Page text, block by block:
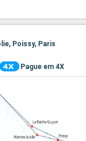
Poissy, Paris
Pague em 4X